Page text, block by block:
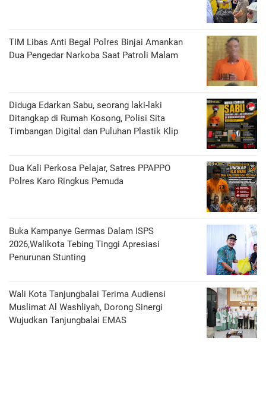
TIM Libas Anti Begal Polres Binjai Amankan
Dua Pengedar Narkoba Saat Patroli Malam
Diduga Edarkan Sabu, seorang laki-laki
Ditangkap di Rumah Kosong, Polisi Sita
Timbangan Digital dan Puluhan Plastik Klip
Dua Kali Perkosa Pelajar, Satres PPAPPO
Polres Karo Ringkus Pemuda
Buka Kampanye Germas Dalam ISPS
2026,Walikota Tebing Tinggi Apresiasi
Penurunan Stunting
Wali Kota Tanjungbalai Terima Audiensi
Muslimat Al Washliyah, Dorong Sinergi
Wujudkan Tanjungbalai EMAS